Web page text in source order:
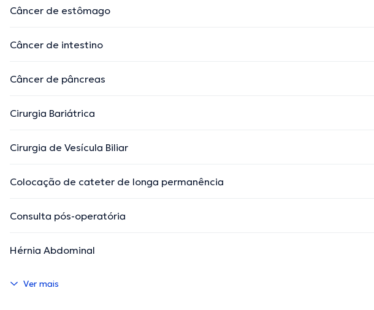
Câncer de estômago
Câncer de intestino
Câncer de pâncreas
Cirurgia Bariátrica
Cirurgia de Vesícula Biliar
Colocação de cateter de longa permanência
Consulta pós-operatória
Hérnia Abdominal
Ver mais